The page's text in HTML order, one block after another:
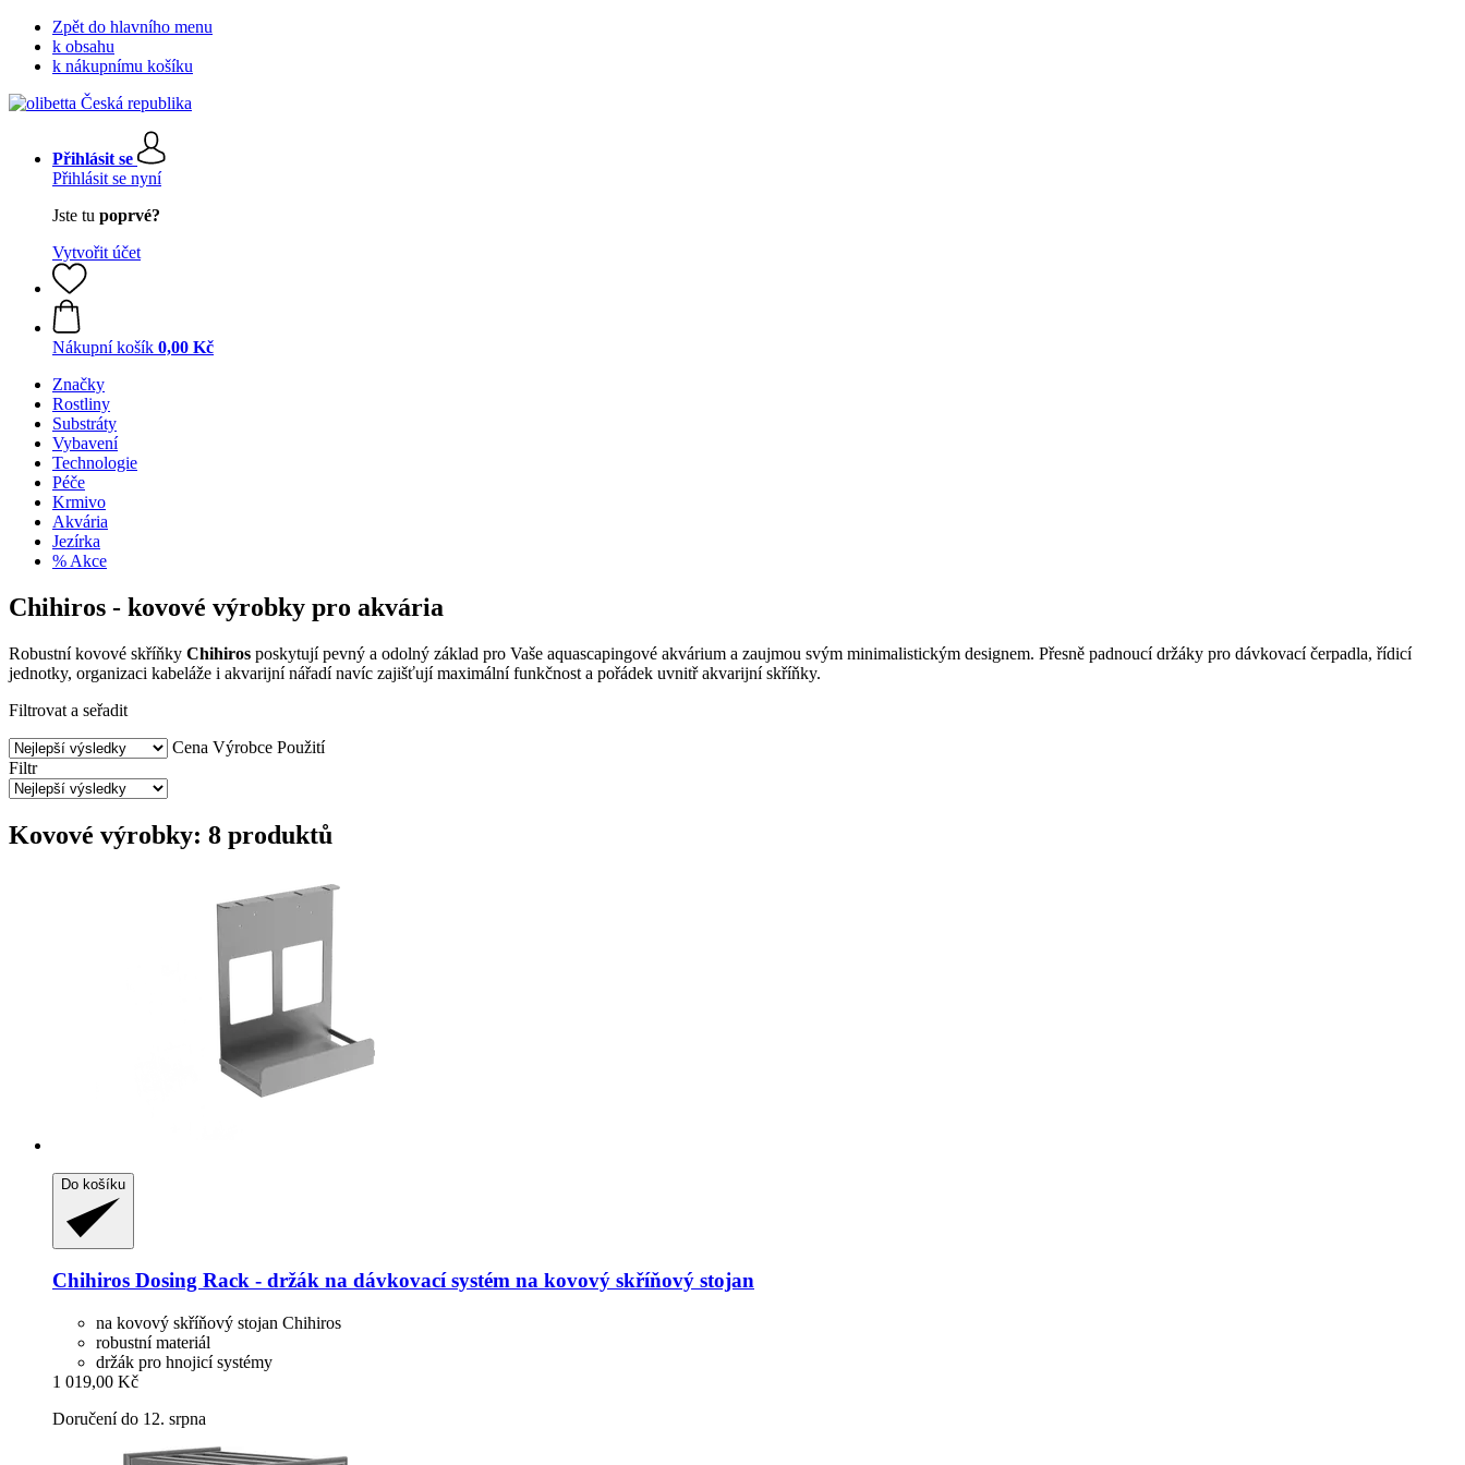
Zpět do hlavního menu
k obsahu
k nákupnímu košíku
Přihlásit se
Přihlásit se nyní
Jste tu poprvé?
Vytvořit účet
Nákupní košík 0,00 Kč
Značky
Rostliny
Substráty
Vybavení
Technologie
Péče
Krmivo
Akvária
Jezírka
% Akce
Chihiros - kovové výrobky pro akvária
Robustní kovové skříňky Chihiros poskytují pevný a odolný základ pro Vaše aquascapingové akvárium a zaujmou svým minimalistickým designem. Přesně padnoucí držáky pro dávkovací čerpadla, řídicí
jednotky, organizaci kabeláže i akvarijní nářadí navíc zajišťují maximální funkčnost a pořádek uvnitř akvarijní skříňky.
Filtrovat a seřadit
Cena Výrobce Použití
Filtr
Kovové výrobky: 8 produktů
Do košíku
Chihiros Dosing Rack -​ držák na dávkovací systém na kovový skříňový stojan
na kovový skříňový stojan Chihiros
robustní materiál
držák pro hnojicí systémy
1 019,00 Kč
Doručení do 12. srpna